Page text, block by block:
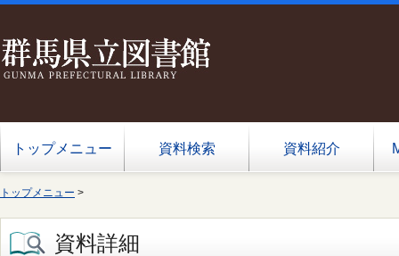
トップメニュー 資料検索 資料紹介
トップメニュー >
資料詳細